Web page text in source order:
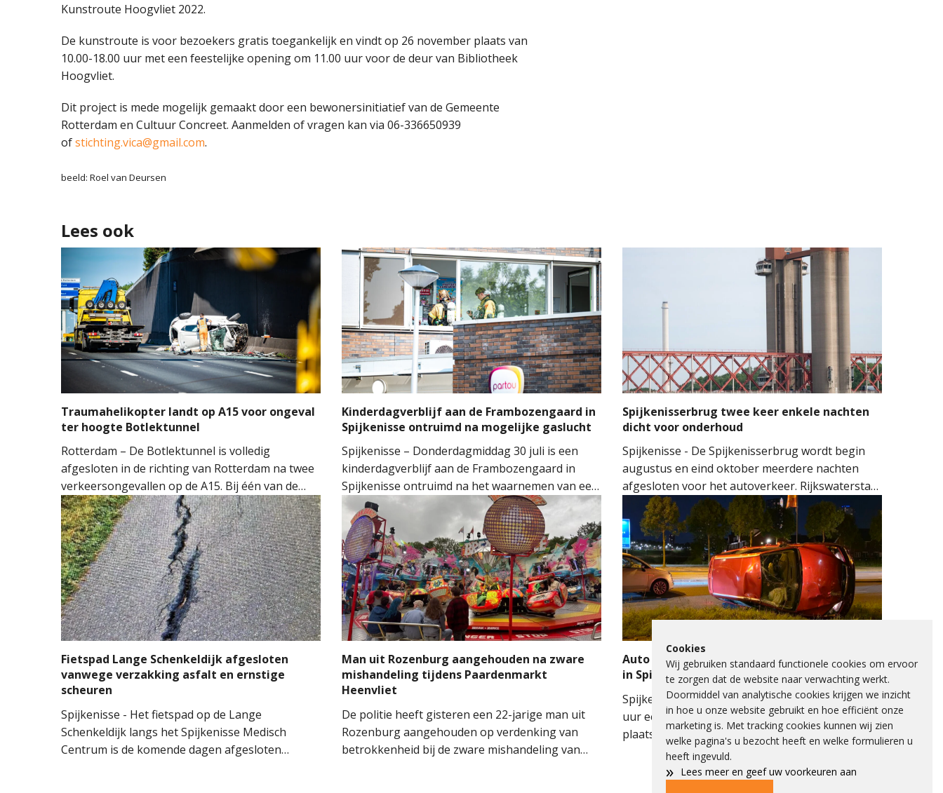
Kunstroute Hoogvliet 2022.
De kunstroute is voor bezoekers gratis toegankelijk en vindt op 26 november plaats van
10.00-18.00 uur met een feestelijke opening om 11.00 uur voor de deur van Bibliotheek
Hoogvliet.
Dit project is mede mogelijk gemaakt door een bewonersinitiatief van de Gemeente
Rotterdam en Cultuur Concreet. Aanmelden of vragen kan via 06-336650939
ofstichting.vica@gmail.com.
beeld: Roel van Deursen
Lees ook
Traumahelikopter landt op A15 voor ongeval
ter hoogte Botlektunnel
Rotterdam – De Botlektunnel is volledig
afgesloten in de richting van Rotterdam na twee
verkeersongevallen op de A15. Bij één van de
ongevallen sloeg een auto over de kop.
Hulpdiensten kwamen massaal ter plaatse.
Meerdere ambulances, de brandweer en het
Mobiel Medisch Team (MMT) werden ingezet. De
traumahelikopter landde op de snelweg om
medische assistentie te verlenen.
Kinderdagverblijf aan de Frambozengaard in
Spijkenisse ontruimd na mogelijke gaslucht
Spijkenisse – Donderdagmiddag 30 juli is een
kinderdagverblijf aan de Frambozengaard in
Spijkenisse ontruimd na het waarnemen van een
mogelijke gaslucht. De aanwezige kinderen en
begeleiders konden het gebouw na de melding
aan de hulpdiensten veilig verlaten.
Spijkenisserbrug twee keer enkele nachten
dicht voor onderhoud
Spijkenisse - De Spijkenisserbrug wordt begin
augustus en eind oktober meerdere nachten
afgesloten voor het autoverkeer. Rijkswaterstaat
voert onderhoud uit aan de evenwichtskabels
van de brug. De werkzaamheden vinden plaats
aan beide kanten van de brug: eerst aan de kant
van Hoogvliet en later aan de kant van
Spijkenisse.
Fietspad Lange Schenkeldijk afgesloten
vanwege verzakking asfalt en ernstige
scheuren
Spijkenisse - Het fietspad op de Lange
Schenkeldijk langs het Spijkenisse Medisch
Centrum is de komende dagen afgesloten
Man uit Rozenburg aangehouden na zware
mishandeling tijdens Paardenmarkt
Heenvliet
De politie heeft gisteren een 22-jarige man uit
Rozenburg aangehouden op verdenking van
betrokkenheid bij de zware mishandeling van
Auto op zijkant na botsing met verkeerslicht
in Spijkenisse
Spijkenisse – Maandagavond heeft rond 22.40
uur een eenzijdig verkeersongeval
plaatsgevonden op de Schenkelweg in
Spijkenisse. Het ongeval gebeurde net na de
kruising met de Elementenweg. Een
Cookies
Wij gebruiken standaard functionele cookies om ervoor
te zorgen dat de website naar verwachting werkt.
Doormiddel van analytische cookies krijgen we inzicht
in hoe u onze website gebruikt en hoe efficiënt onze
marketing is. Met tracking cookies kunnen wij zien
welke pagina's u bezocht heeft en welke formulieren u
heeft ingevuld.
» Lees meer en geef uw voorkeuren aan